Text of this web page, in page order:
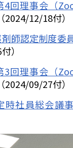
4回理事会（
（2024/12/18付）
師認定制度委
）
3回理事会（
（2024/09/27付）
時社員総会議